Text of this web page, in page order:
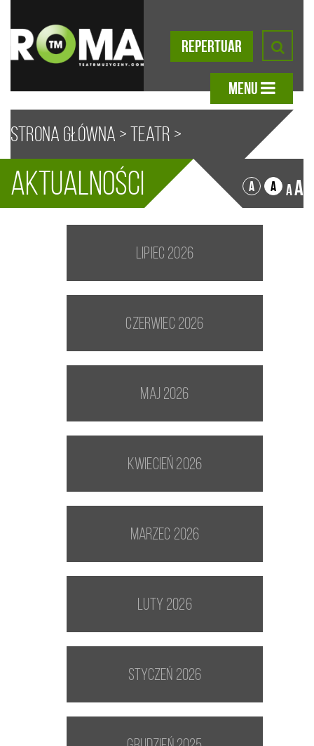
REPERTUAR
MENU
Strona główna >Teatr >
Aktualności A A AA
Aktualności
lipiec 2026
czerwiec 2026
maj 2026
kwiecień 2026
marzec 2026
luty 2026
styczeń 2026